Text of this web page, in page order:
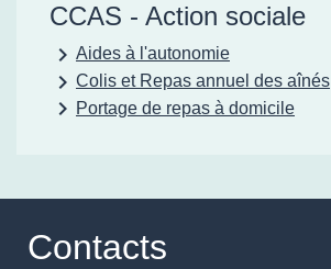
CCAS - Action sociale
keyboard_arrow_right Aides à l'autonomie
keyboard_arrow_right Colis et Repas annuel des aînés
keyboard_arrow_right Portage de repas à domicile
Contacts